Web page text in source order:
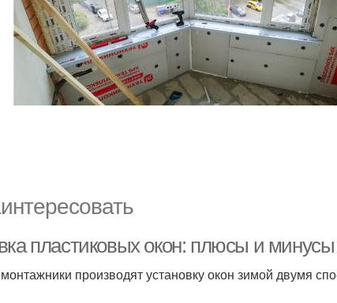
пластиковых окон: плюсы и минусы
производят установку окон зимой двумя